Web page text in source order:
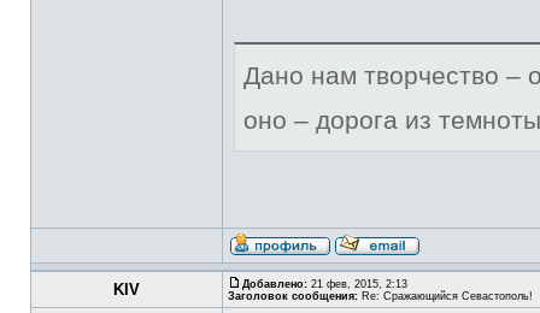
Дано нам творчество –
оно – дорога из
KIV Добавлено: 21 фев, 2015, 2:13
Заголовок сообщения: Re: Сражающийся Севастополь!